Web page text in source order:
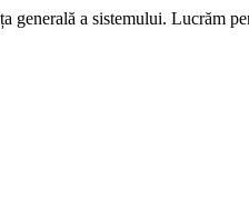
generală a sistemului. Lucrăm